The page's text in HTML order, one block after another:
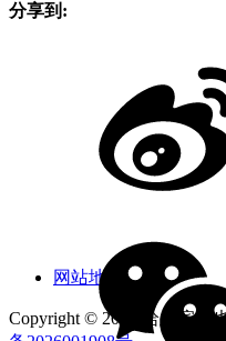
网站地图
Copyright © 2026 哈尔滨俪
分享到: